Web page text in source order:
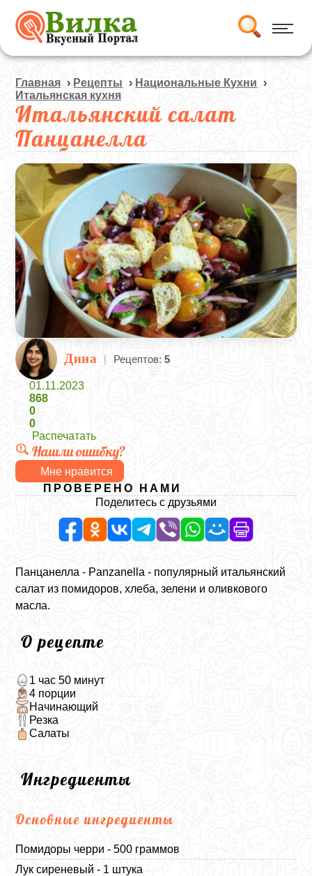
Главная › Рецепты › Национальные Кухни ›
Итальянская кухня
Итальянский салат
Панцанелла
Дина | Рецептов:5
01.11.2023
868
0
0
Распечатать
Нашли ошибку?
Мне нравится
ПРОВЕРЕНО НАМИ
Поделитесь с друзьями
Панцанелла - Panzanella - популярный итальянский
салат из помидоров, хлеба, зелени и оливкового
масла.
О рецепте
1 час 50 минут
4 порции
Начинающий
Резка
Салаты
Ингредиенты
Основные ингредиенты
Помидоры черри - 500 граммов
Лук сиреневый - 1 штука